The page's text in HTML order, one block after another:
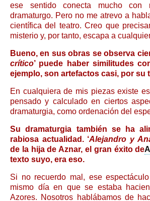
ese sentido conecta mucho con
dramaturgo. Pero no me atrevo a
científica del teatro. Creo que
misterio y, por tanto, escapa a
Bueno, en sus obras se observa
crítico’ puede haber similitudes
ejemplo, son artefactos casi, por su
En cualquiera de mis piezas existe
pensado y calculado en ciertos
dramaturgia, como ordenación del
Su dramaturgia también se ha
rabiosa actualidad. ‘Alejandro y
de la hija de Aznar, el gran éxito de
texto suyo, era eso.
Si no recuerdo mal, ese
mismo día en que se estaba
Azores. Nosotros hablábamos de